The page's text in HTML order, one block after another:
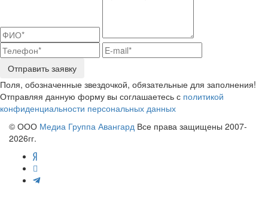
Отправить заявку
Поля, обозначенные звездочкой, обязательные для заполнения!
Отправляя данную форму вы соглашаетесь с политикой
конфиденциальности персональных данных
© ООО Медиа Группа Авангард Все права защищены 2007-
2026гг.